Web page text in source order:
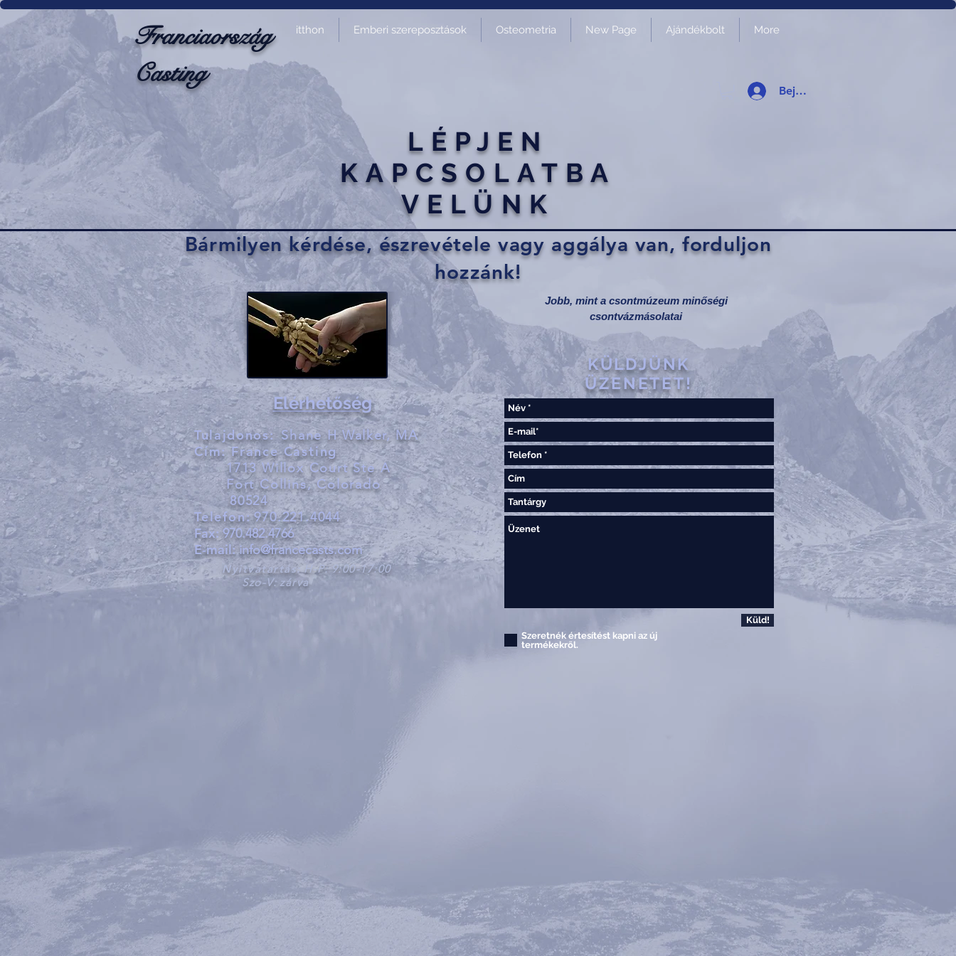
Franciaország
Casting
itthon Emberi szereposztások Osteometria New Page Ajándékbolt More
Bejelentkezés
LÉPJEN
KAPCSOLATBA
VELÜNK
Bármilyen kérdése, észrevétele vagy aggálya van, forduljon
hozzánk!
Elérhetőség
Tulajdonos: Shane H Walker, MA
Cím:France Casting
1713 Willox Court Ste A
Fort Collins, Colorado
80524
Telefon: 970.221.4044
Fax: 970.482.4766
E-mail: info@francecasts.com
Nyitvatartás: H-P: 9:00-17:00
Szo-V: zárva
Jobb, mint a csontmúzeum minőségi
csontvázmásolatai
KÜLDJÜNK
ÜZENETET!
Szeretnék értesítést kapni az új
termékekről.
Küld!